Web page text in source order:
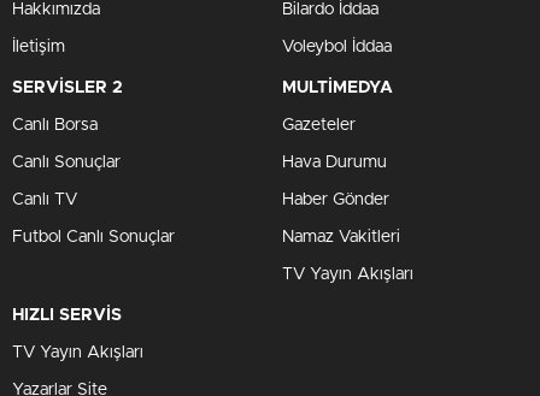
Hakkımızda
İletişim
Bilardo İddaa
Voleybol İddaa
SERVİSLER 2
Canlı Borsa
Canlı Sonuçlar
Canlı TV
Futbol Canlı Sonuçlar
MULTİMEDYA
Gazeteler
Hava Durumu
Haber Gönder
Namaz Vakitleri
TV Yayın Akışları
HIZLI SERVİS
TV Yayın Akışları
Yazarlar Site